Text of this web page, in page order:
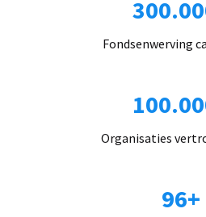
Fondsenwerving
Organisaties
96+